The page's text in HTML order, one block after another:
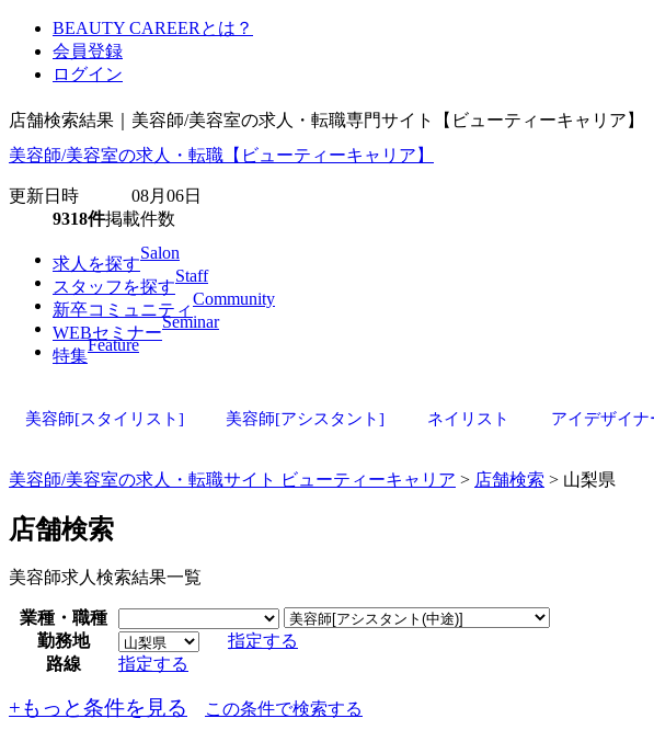
BEAUTY CAREERとは？
会員登録
ログイン
店舗検索結果｜美容師/美容室の求人・転職専門サイト【ビューティーキャリア】
美容師/美容室の求人・転職【ビューティーキャリア】
更新日時 08月06日
9318件掲載件数
求人を探す
Salon
スタッフを探す
Staff
新卒コミュニティ
Community
WEBセミナー
Seminar
特集
Feature
美容師[スタイリスト] 美容師[アシスタント] ネイリスト アイデザイナ
美容師/美容室の求人・転職サイト ビューティーキャリア > 店舗検索 > 山梨県
店舗検索
美容師求人検索結果一覧
業種・職種
勤務地
指定する
路線
指定する
+もっと条件を見る この条件で検索する